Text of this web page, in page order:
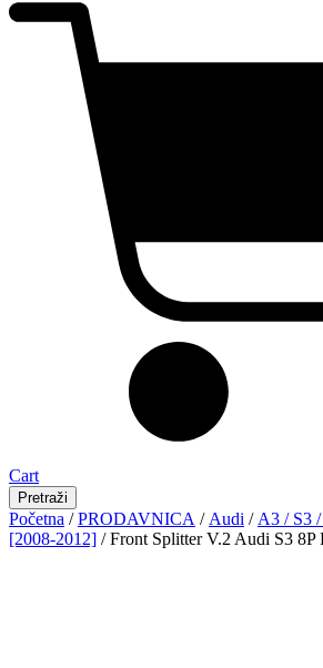
Cart
Pretraži
Početna /PRODAVNICA / Audi / A3 / S3
[2008-2012] / Front Splitter V.2 Audi S3 8P